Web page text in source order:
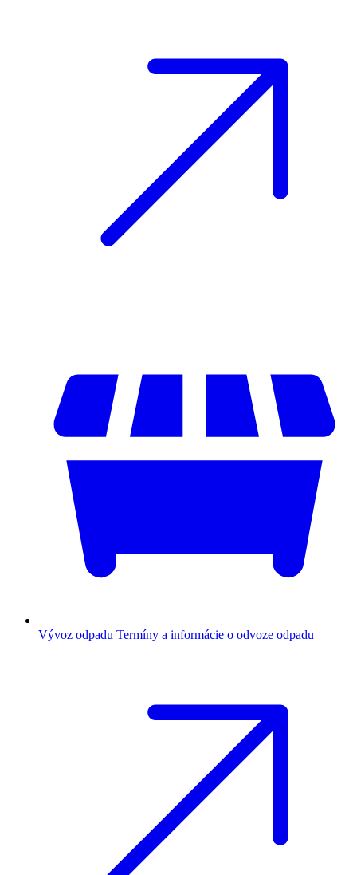
Vývoz odpadu Termíny a informácie o odvoze odpadu